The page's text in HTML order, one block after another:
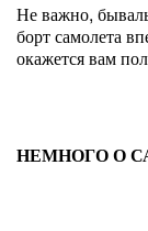
Не важно,
борт самолета
окажется вам
НЕМНОГО О